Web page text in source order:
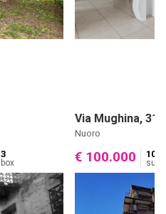
3
box
Via Mughina, 31
Nuoro
€ 100.000 100